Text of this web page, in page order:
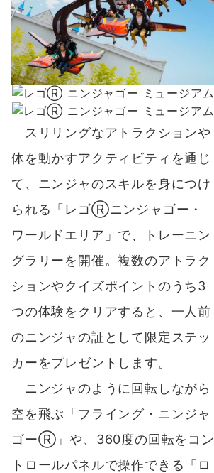
スリリングなアトラクションや
体を動かすアクティビティを通じ
て、ニンジャのスキルを身につけ
られる「レゴⓇニンジャゴー・
ワールドエリア」で、トレーニン
グラリーを開催。複数のアトラク
ションやクイズポイントのうち3
つの体験をクリアすると、一人前
のニンジャの証として限定ステッ
カーをプレゼントします。
ニンジャのように回転しながら
空を飛ぶ「フライング・ニンジャ
ゴーⓇ」や、360度の回転をコン
トロールパネルで操作できる「ロ